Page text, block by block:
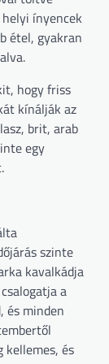
ínyencek
étel, gyakran
hogy friss
kínálják az
brit, arab
egy
szinte
kavalkádja
a
minden
kellemes, és